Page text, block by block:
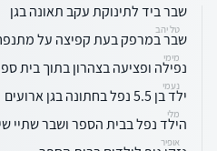
שבר ביד לתינוקת עקב תאונה בגן
טל יהב
שבר במרפק בעת קפיצה על
מימי
נפילה ופציעה בצהרון בתוך בית
נעמי
ילד בן 5.5 נפל בחתונה בגן ארועים
מלי
הילד נפל בבית הספר ושבר שתיי
אופיר